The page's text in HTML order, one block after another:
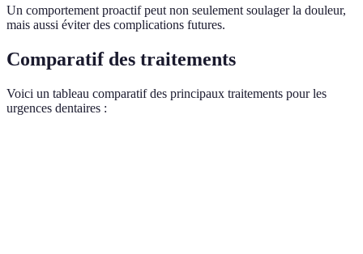
Un comportement proactif peut non seulement soulager la douleur,
mais aussi éviter des complications futures.
Comparatif des traitements
Voici un tableau comparatif des principaux traitements pour les
urgences dentaires :